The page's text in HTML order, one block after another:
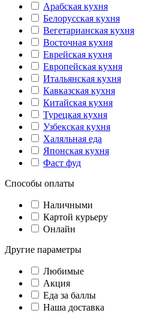
Арабская кухня
Белорусская кухня
Вегетарианская кухня
Восточная кухня
Еврейская кухня
Европейская кухня
Итальянская кухня
Кавказская кухня
Китайская кухня
Турецкая кухня
Узбекская кухня
Халяльная еда
Японская кухня
Фаст фуд
Способы оплаты
Наличными
Картой курьеру
Онлайн
Другие параметры
Любимые
Акция
Еда за баллы
Наша доставка